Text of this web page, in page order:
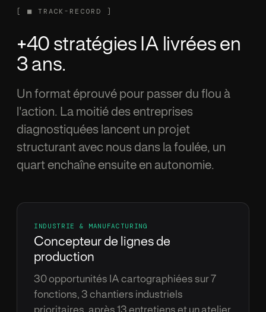
[ ■ TRACK-RECORD ]
+40 stratégies IA livrées en
3 ans.
Un formatéprouvépour passer du flou à
l'action. La moitiédes entreprises
diagnostiquées lancent un projet
structurant avec nous dans la foulée, un
quart enchaîne ensuite en autonomie.
INDUSTRIE & MANUFACTURING
Concepteur de lignes de
production
30 opportunités IA cartographiées sur 7
fonctions, 3 chantiers industriels